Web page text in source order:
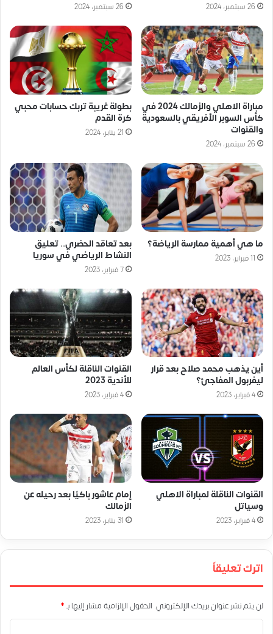
26 سبتمبر، 2024 26 سبتمبر، 2024
مباراة الاهلي والزمالك 2024 في
كأس السوبر الأفريقي بالسعودية
والقنوات
26 سبتمبر، 2024
بطولة غريبة تربك حسابات محبي
كرة القدم
21 يناير، 2024
ما هي أهمية ممارسة الرياضة؟
11 فبراير، 2023
بعد تعاقد الحضري.. تعليق
النشاط الرياضي في سوريا
7 فبراير، 2023
أين يذهب محمد صلاح بعد قرار
ليفربول المفاجئ؟
4 فبراير، 2023
القنوات الناقلة لكأس العالم
للأندية 2023
4 فبراير، 2023
القنوات الناقلة لمباراة الاهلي
وسياتل
4 فبراير، 2023
إمام عاشور باكيًا بعد رحيله عن
الزمالك
31 يناير، 2023
اترك تعليقاً
لن يتم نشر عنوان بريدك الإلكتروني. الحقول الإلزامية مشار إليها بـ*